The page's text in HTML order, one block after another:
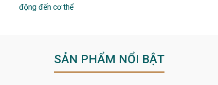
động đến cơ thể
SẢN PHẨM NỔI BẬT